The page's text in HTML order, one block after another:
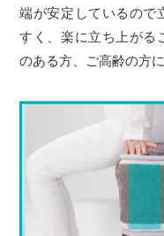
端が安定しているので
すく、楽に立ち上がる
のある方、ご高齢の方